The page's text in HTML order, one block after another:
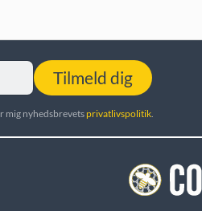
Tilmeld dig
mig nyhedsbrevetsprivatlivspolitik.